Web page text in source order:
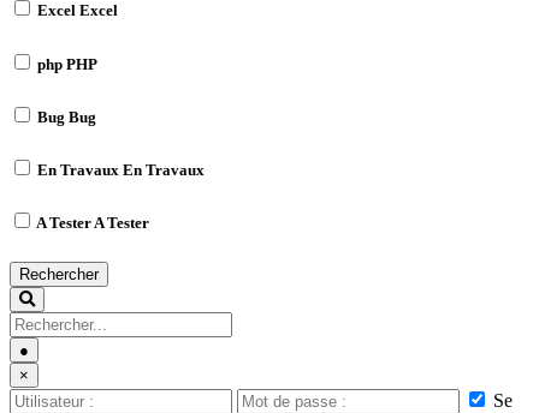
Excel Excel
php PHP
Bug Bug
En Travaux En Travaux
A TesterA Tester
Rechercher
●
×
Se